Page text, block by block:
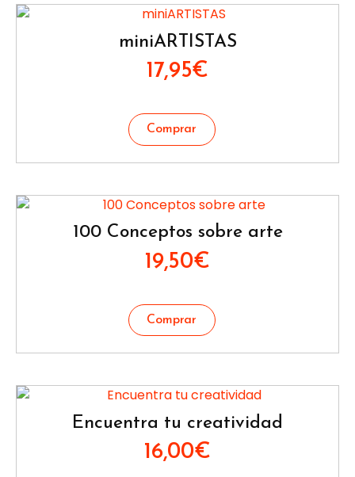
miniARTISTAS
17,95€
100 Conceptos sobre arte
19,50€
Encuentra tu creatividad
16,00€